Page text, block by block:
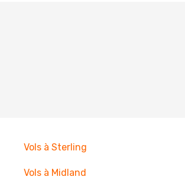
Vols à Sterling
Vols à Midland